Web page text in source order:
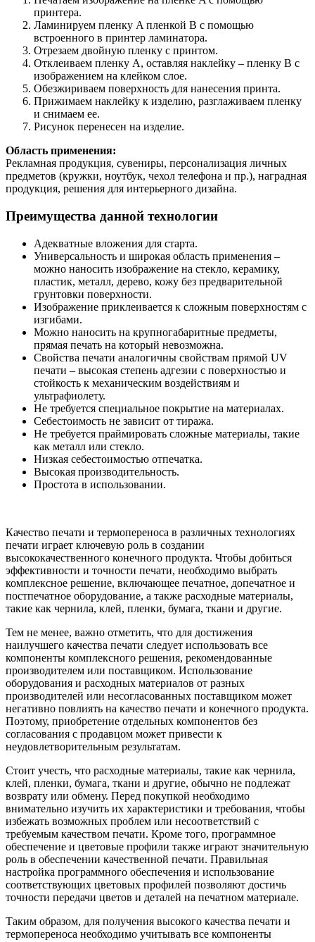
принтера.
Ламинируем пленку A пленкой B с помощью
встроенного в принтер ламинатора.
Отрезаем двойную пленку с принтом.
Отклеиваем пленку A, оставляя наклейку – пленку B с
изображением на клейком слое.
Обезжириваем поверхность для нанесения принта.
Прижимаем наклейку к изделию, разглаживаем пленку
и снимаем ее.
Рисунок перенесен на изделие.
Область применения:
Рекламная продукция, сувениры, персонализация личных
предметов (кружки, ноутбук, чехол телефона и пр.), наградная
продукция, решения для интерьерного дизайна.
Преимущества данной технологии
Адекватные вложения для старта.
Универсальность и широкая область применения –
можно наносить изображение на стекло, керамику,
пластик, металл, дерево, кожу без предварительной
грунтовки поверхности.
Изображение приклеивается к сложным поверхностям с
изгибами.
Можно наносить на крупногабаритные предметы,
прямая печать на который невозможна.
Свойства печати аналогичны свойствам прямой UV
печати – высокая степень адгезии с поверхностью и
стойкость к механическим воздействиям и
ультрафиолету.
Не требуется специальное покрытие на материалах.
Себестоимость не зависит от тиража.
Не требуется праймировать сложные материалы, такие
как металл или стекло.
Низкая себестоимостью отпечатка.
Высокая производительность.
Простота в использовании.
Качество печати и термопереноса в различных технологиях
печати играет ключевую роль в создании
высококачественного конечного продукта. Чтобы добиться
эффективности и точности печати, необходимо выбрать
комплексное решение, включающее печатное, допечатное и
постпечатное оборудование, а также расходные материалы,
такие как чернила, клей, пленки, бумага, ткани и другие.
Тем не менее, важно отметить, что для достижения
наилучшего качества печати следует использовать все
компоненты комплексного решения, рекомендованные
производителем или поставщиком. Использование
оборудования и расходных материалов от разных
производителей или несогласованных поставщиком может
негативно повлиять на качество печати и конечного продукта.
Поэтому, приобретение отдельных компонентов без
согласования с продавцом может привести к
неудовлетворительным результатам.
Стоит учесть, что расходные материалы, такие как чернила,
клей, пленки, бумага, ткани и другие, обычно не подлежат
возврату или обмену. Перед покупкой необходимо
внимательно изучить их характеристики и требования, чтобы
избежать возможных проблем или несоответствий с
требуемым качеством печати. Кроме того, программное
обеспечение и цветовые профили также играют значительную
роль в обеспечении качественной печати. Правильная
настройка программного обеспечения и использование
соответствующих цветовых профилей позволяют достичь
точности передачи цветов и деталей на печатном материале.
Таким образом, для получения высокого качества печати и
термопереноса необходимо учитывать все компоненты